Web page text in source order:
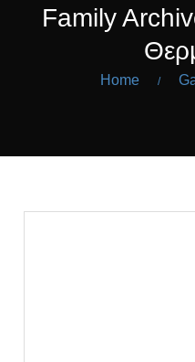
Family
Home /